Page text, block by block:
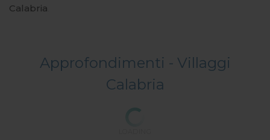
Calabria
Approfondimenti - Villaggi
Calabria